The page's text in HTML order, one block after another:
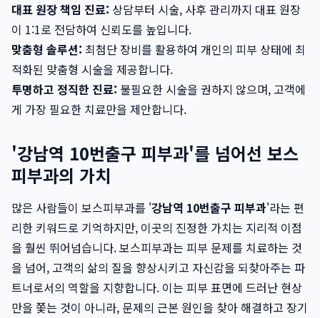
대표 원장 책임 진료: 상담부터 시술, 사후 관리까지 대표 원장
이 1:1로 전담하여 신뢰도를 높입니다.
맞춤형 솔루션: 최첨단 장비를 활용하여 개인의 피부 상태에 최
적화된 맞춤형 시술을 제공합니다.
투명하고 정직한 진료: 불필요한 시술을 권하지 않으며, 고객에
게 가장 필요한 치료만을 제안합니다.
'강남역 10번출구 피부과'를 넘어선 보스
피부과의 가치
많은 사람들이 보스피부과를 '강남역 10번출구 피부과'라는 편
리한 키워드로 기억하지만, 이곳의 진정한 가치는 지리적 이점
을 훨씬 뛰어넘습니다. 보스피부과는 피부 문제를 치료하는 것
을 넘어, 고객의 삶의 질을 향상시키고 자신감을 되찾아주는 파
트너로서의 역할을 지향합니다. 이는 피부 표면에 드러난 현상
만을 쫓는 것이 아니라, 문제의 근본 원인을 찾아 해결하고 장기